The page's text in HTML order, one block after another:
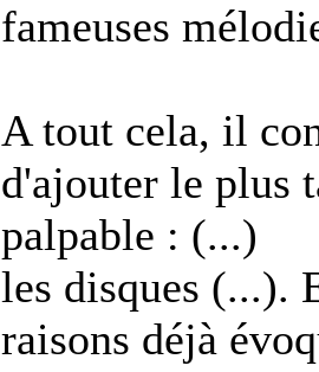
fameuses
A tout cela, il
d'ajouter le plus
palpable : (...)
les disques (...).
raisons déjà